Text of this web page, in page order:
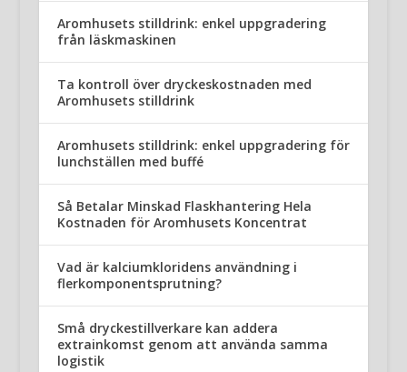
Aromhusets stilldrink: enkel uppgradering
från läskmaskinen
Ta kontroll över dryckeskostnaden med
Aromhusets stilldrink
Aromhusets stilldrink: enkel uppgradering för
lunchställen med buffé
Så Betalar Minskad Flaskhantering Hela
Kostnaden för Aromhusets Koncentrat
Vad är kalciumkloridens användning i
flerkomponentsprutning?
Små dryckestillverkare kan addera
extrainkomst genom att använda samma
logistik